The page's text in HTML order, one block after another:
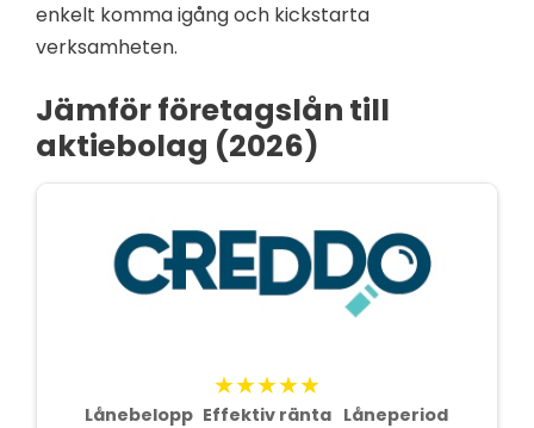
enkelt komma igång och kickstarta
verksamheten.
Jämför företagslån till
aktiebolag (2026)
★★★★★
Lånebelopp Effektiv ränta Låneperiod